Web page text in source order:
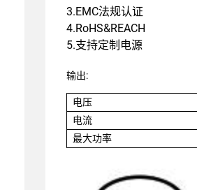
3.EMC法规认证
4.RoHS&REACH
5.支持定制电源
输出:
电压
电流
最大功率